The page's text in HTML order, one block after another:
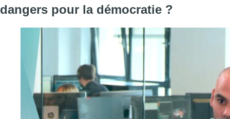
dangers pour la démocratie ?